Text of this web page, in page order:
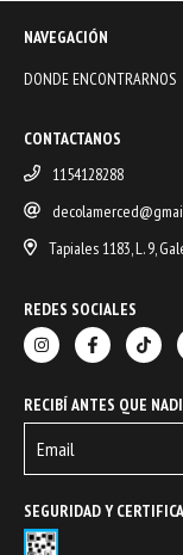
NAVEGACIÓN
DONDE ENCONTRARNOS
CONTACTANOS
1154128288
Tapiales 1183, L. 9,
REDES SOCIALES
RECIBÍ ANTES QUE
SEGURIDAD Y